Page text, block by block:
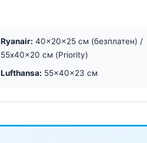
Ryanair: 40x20x25 см (безплатен) /
55x40x20 см (Priority)
Lufthansa: 55x40x23 см